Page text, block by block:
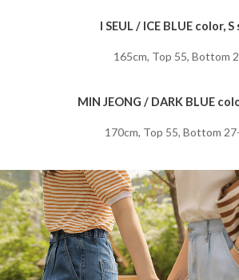
I SEUL / ICE BLUE color, S
165cm, Top 55, Bottom
MIN JEONG / DARK BLUE
170cm, Top 55, Bottom